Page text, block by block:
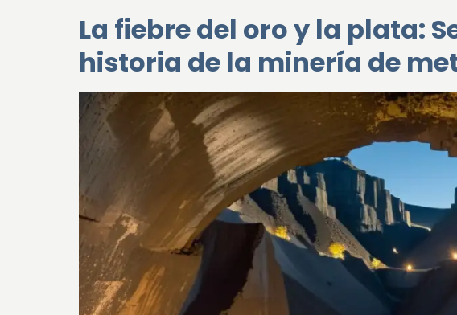
La fiebre del oro y la plata:
historia de la minería de